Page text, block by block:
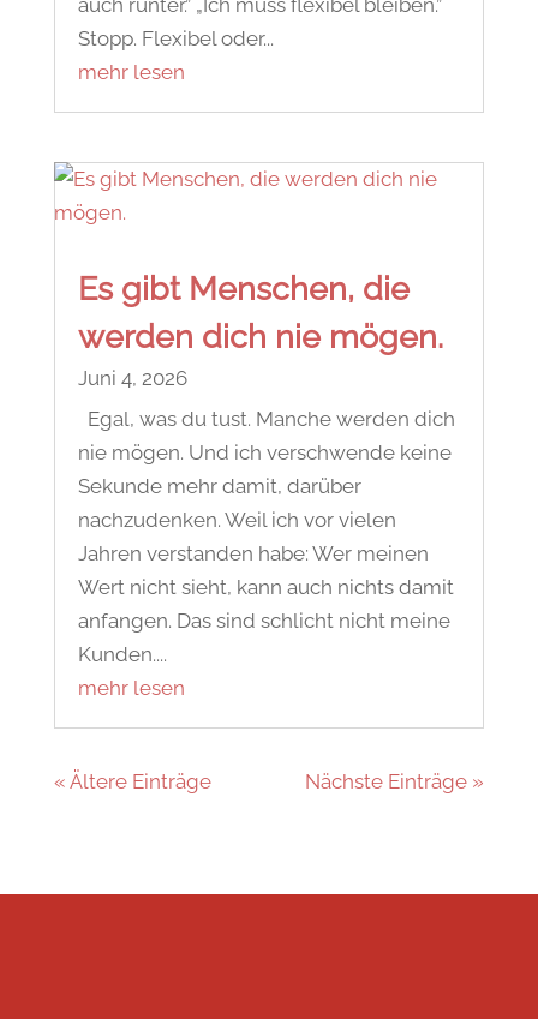
auch runter.” „Ich muss flexibel bleiben.”
Stopp. Flexibel oder...
mehr lesen
Es gibt Menschen, die
werden dich nie mögen.
Juni 4, 2026
Egal, was du tust. Manche werden dich
nie mögen. Und ich verschwende keine
Sekunde mehr damit, darüber
nachzudenken. Weil ich vor vielen
Jahren verstanden habe: Wer meinen
Wert nicht sieht, kann auch nichts damit
anfangen. Das sind schlicht nicht meine
Kunden....
mehr lesen
« Ältere Einträge Nächste Einträge »